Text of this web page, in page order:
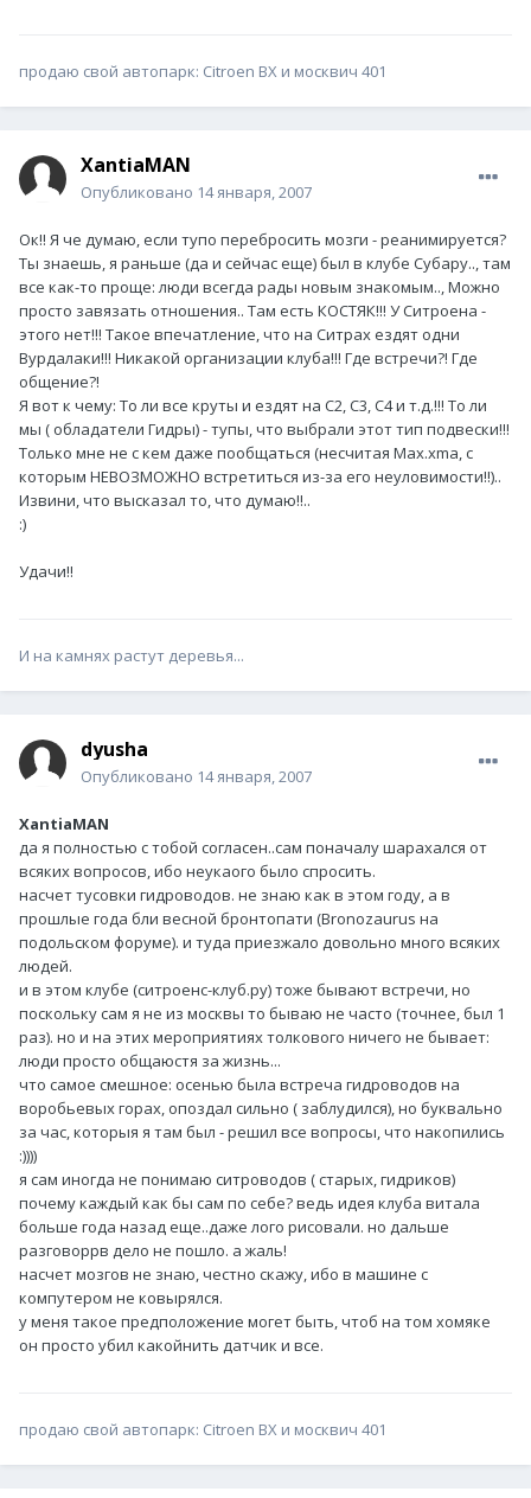
продаю свой автопарк: Citroen BX и москвич 401
XantiaMAN
Опубликовано 14 января, 2007
Ок!! Я че думаю, если тупо перебросить мозги - реанимируется?
Ты знаешь, я раньше (да и сейчас еще) был в клубе Субару.., там
все как-то проще: люди всегда рады новым знакомым.., Можно
просто завязать отношения.. Там есть КОСТЯК!!! У Ситроена -
этого нет!!! Такое впечатление, что на Ситрах ездят одни
Вурдалаки!!! Никакой организации клуба!!! Где встречи?! Где
общение?!
Я вот к чему: То ли все круты и ездят на С2, С3, С4 и т.д.!!! То ли
мы ( обладатели Гидры) - тупы, что выбрали этот тип подвески!!!
Только мне не с кем даже пообщаться (несчитая Max.xmа, с
которым НЕВОЗМОЖНО встретиться из-за его неуловимости!!)..
Извини, что высказал то, что думаю!!..
:)
Удачи!!
И на камнях растут деревья...
dyusha
Опубликовано 14 января, 2007
XantiaMAN
да я полностью с тобой согласен..сам поначалу шарахался от
всяких вопросов, ибо неукаого было спросить.
насчет тусовки гидроводов. не знаю как в этом году, а в
прошлые года бли весной бронтопати (Bronozaurus на
подольском форуме). и туда приезжало довольно много всяких
людей.
и в этом клубе (ситроенс-клуб.ру) тоже бывают встречи, но
поскольку сам я не из москвы то бываю не часто (точнее, был 1
раз). но и на этих мероприятиях толкового ничего не бывает:
люди просто общаюстя за жизнь...
что самое смешное: осенью была встреча гидроводов на
воробьевых горах, опоздал сильно ( заблудился), но буквально
за час, которыя я там был - решил все вопросы, что накопились
:))))
я сам иногда не понимаю ситроводов ( старых, гидриков)
почему каждый как бы сам по себе? ведь идея клуба витала
больше года назад еще..даже лого рисовали. но дальше
разговоррв дело не пошло. а жаль!
насчет мозгов не знаю, честно скажу, ибо в машине с
компутером не ковырялся.
у меня такое предположение могет быть, чтоб на том хомяке
он просто убил какойнить датчик и все.
продаю свой автопарк: Citroen BX и москвич 401